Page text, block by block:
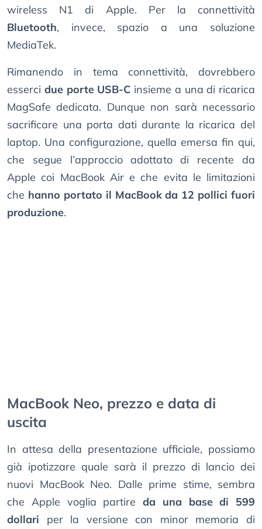
wireless N1 di Apple. Per la connettività
Bluetooth, invece, spazio a una soluzione
MediaTek.
Rimanendo in tema connettività, dovrebbero
esserci due porte USB-C insieme a una di ricarica
MagSafe dedicata. Dunque non sarà necessario
sacrificare una porta dati durante la ricarica del
laptop. Una configurazione, quella emersa fin qui,
che segue l’approccio adottato di recente da
Apple coi MacBook Air e che evita le limitazioni
che hanno portato il MacBook da 12 pollici fuori
produzione.
MacBook Neo, prezzo e data di
uscita
In attesa della presentazione ufficiale, possiamo
già ipotizzare quale sarà il prezzo di lancio dei
nuovi MacBook Neo. Dalle prime stime, sembra
che Apple voglia partire da una base di 599
dollari per la versione con minor memoria di